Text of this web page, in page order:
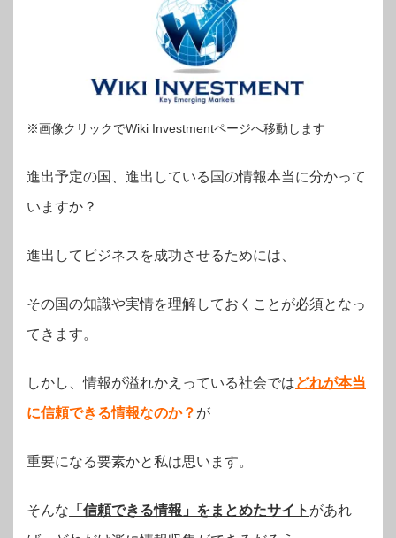
※画像クリックでWiki Investmentページへ移動します
進出予定の国、進出している国の情報本当に分かって
いますか？
進出してビジネスを成功させるためには、
その国の知識や実情を理解しておくことが必須となっ
てきます。
しかし、情報が溢れかえっている社会ではどれが本当
に信頼できる情報なのか？ が
重要になる要素かと私は思います。
そんな 「信頼できる情報」をまとめたサイト があれ